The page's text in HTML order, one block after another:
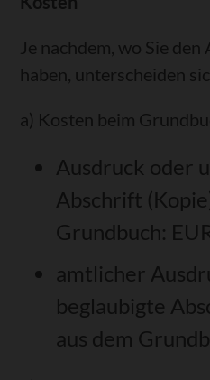
Je nachdem, wo Sie
haben, unterscheiden
a) Kosten beim
Ausdruck oder
Abschrift
Grundbuch:
amtlicher
beglaubigte
aus dem